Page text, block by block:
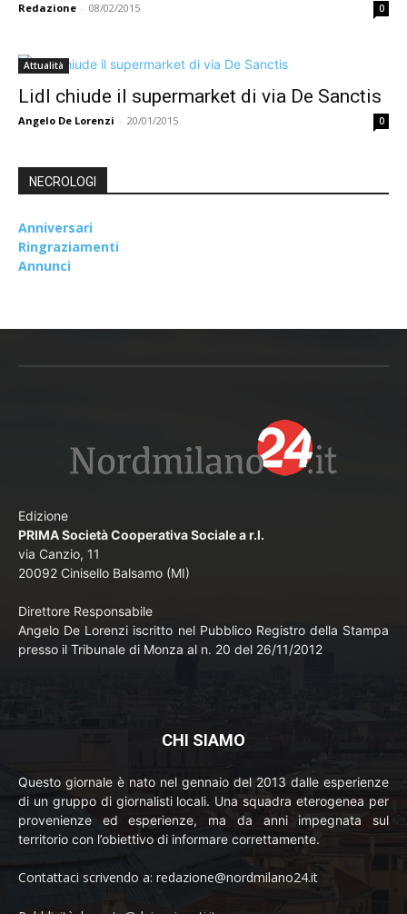
Redazione - 08/02/2015 0
Attualità
Lidl chiude il supermarket di via De Sanctis
Angelo De Lorenzi - 20/01/2015 0
NECROLOGI
Anniversari
Ringraziamenti
Annunci
Edizione
PRIMA Società Cooperativa Sociale a r.l.
via Canzio, 11
20092 Cinisello Balsamo (MI)
Direttore Responsabile
Angelo De Lorenzi iscritto nel Pubblico Registro della Stampa
presso il Tribunale di Monza al n. 20 del 26/11/2012
CHI SIAMO
Questo giornale è nato nel gennaio del 2013 dalle esperienze
di un gruppo di giornalisti locali. Una squadra eterogenea per
provenienze ed esperienze, ma da anni impegnata sul
territorio con l’obiettivo di informare correttamente.
Contattaci scrivendo a: redazione@nordmilano24.it